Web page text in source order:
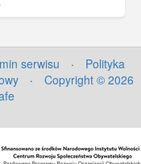
serwisu ·
Polityka
·
Copyright © 2026